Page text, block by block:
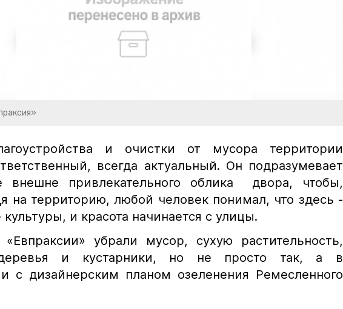
и очистки от мусора территории
всегда актуальный. Он подразумевает
внешне привлекательного облика двора, чтобы,
на территорию, любой человек понимал, что здесь -
и красота начинается с улицы.
«Евпраксии» убрали мусор, сухую растительность,
и кустарники, но не просто так, а в
с дизайнерским планом озеленения Ремесленного